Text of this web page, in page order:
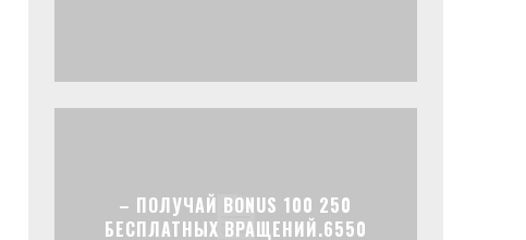
– ПОЛУЧАЙ BONUS 100 250
БЕСПЛАТНЫХ ВРАЩЕНИЙ.6550